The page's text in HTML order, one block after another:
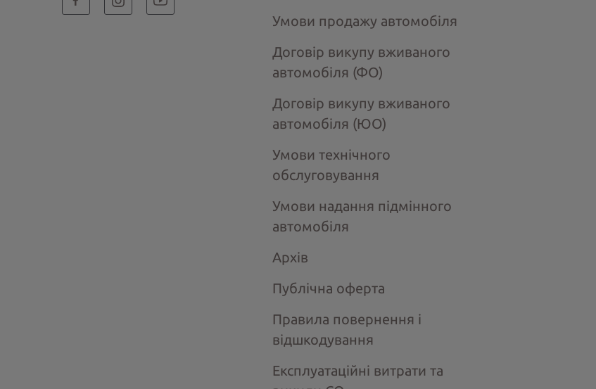
Умови продажу автомобіля
Договір викупу вживаного
автомобіля (ФО)
Договір викупу вживаного
автомобіля (ЮО)
Умови технічного
обслуговування
Умови надання підмінного
автомобіля
Архів
Публічна оферта
Правила повернення і
відшкодування
Експлуатаційні витрати та